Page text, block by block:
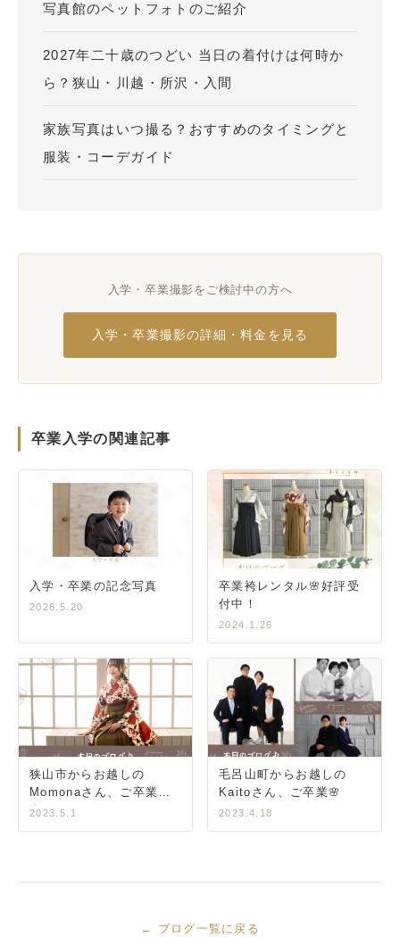
写真館のペットフォトのご紹介
2027年二十歳のつどい 当日の着付けは何時か
ら？狭山・川越・所沢・入間
家族写真はいつ撮る？おすすめのタイミングと
服装・コーデガイド
入学・卒業撮影をご検討中の方へ
入学・卒業撮影の詳細・料金を見る
卒業入学の関連記事
入学・卒業の記念写真
2026.5.20
卒業袴レンタル🌸好評受
付中！
2024.1.26
狭山市からお越しの
Momonaさん、ご卒業記
念🌸
2023.5.1
毛呂山町からお越しの
Kaitoさん、ご卒業🌸
2023.4.18
← ブログ一覧に戻る